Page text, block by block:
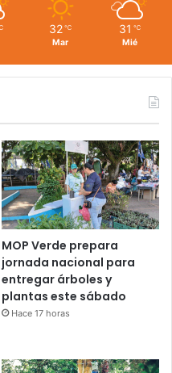
32 ℃
Mar
31 ℃
Mié
MOP Verde prepara
jornada nacional para
entregar árboles y
plantas este sábado
Hace 17 horas